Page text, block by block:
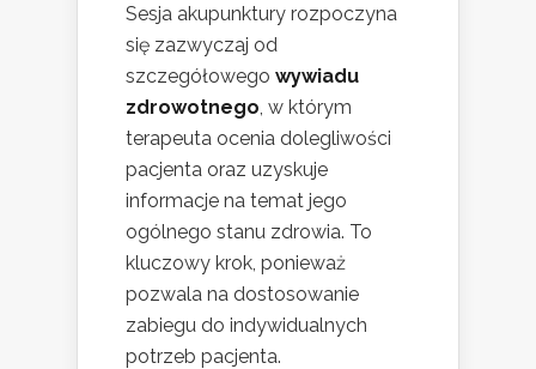
Sesja akupunktury rozpoczyna
się zazwyczaj od
szczegółowego wywiadu
zdrowotnego , w którym
terapeuta ocenia dolegliwości
pacjenta oraz uzyskuje
informacje na temat jego
ogólnego stanu zdrowia. To
kluczowy krok, ponieważ
pozwala na dostosowanie
zabiegu do indywidualnych
potrzeb pacjenta.